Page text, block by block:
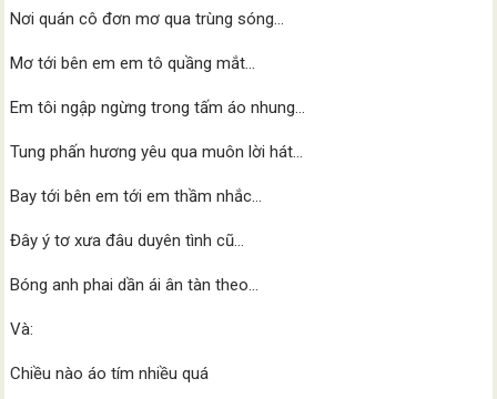
Nơi quán cô đơn mơ qua trùng sóng…
Mơ tới bên em em tô quầng mắt…
Em tôi ngập ngừng trong tấm áo nhung…
Tung phấn hương yêu qua muôn lời hát…
Bay tới bên em tới em thầm nhắc…
Đây ý tơ xưa đâu duyên tình cũ…
Bóng anh phai dần ái ân tàn theo…
Và:
Chiều nào áo tím nhiều quá